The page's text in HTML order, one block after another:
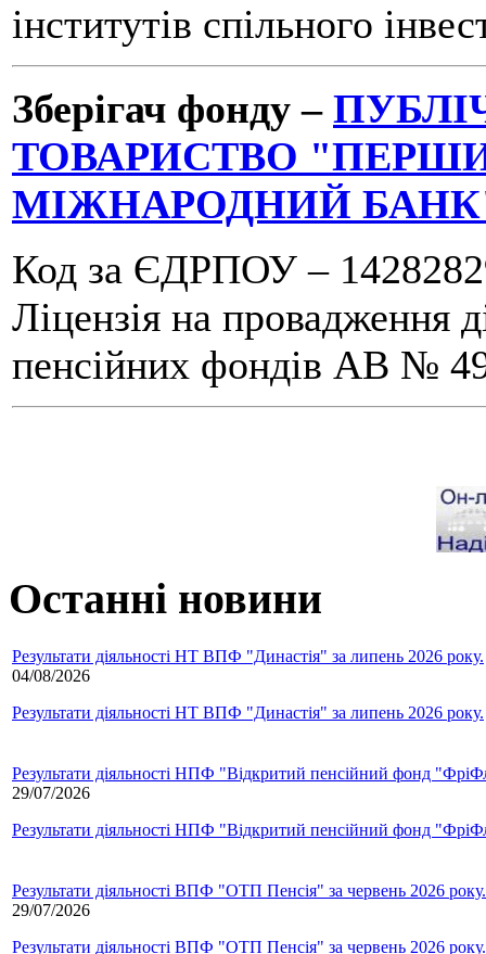
інститутів спільного
Зберігач фонду –
ТОВАРИСТВО
МІЖНАРОДНИЙ
Код за ЄДРПОУ –
Ліцензія на провадження
пенсійних фондів АВ №
Останні новини
Результати діяльності НТ ВПФ "Династія" за липень 2026 року.
04/08/2026
Результати діяльності НТ ВПФ "Династія" за липень 2026 року.
Результати діяльності НПФ "Відкритий пенсійний фонд
29/07/2026
Результати діяльності НПФ "Відкритий пенсійний фонд
Результати діяльності ВПФ "ОТП Пенсія" за червень 2026 року.
29/07/2026
Результати діяльності ВПФ "ОТП Пенсія" за червень 2026 року.